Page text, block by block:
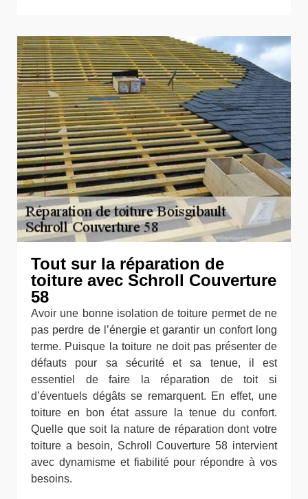
Tout sur la réparation de
toiture avec Schroll Couverture
58
Avoir une bonne isolation de toiture permet de ne
pas perdre de l’énergie et garantir un confort long
terme. Puisque la toiture ne doit pas présenter de
défauts pour sa sécurité et sa tenue, il est
essentiel de faire la réparation de toit si
d’éventuels dégâts se remarquent. En effet, une
toiture en bon état assure la tenue du confort.
Quelle que soit la nature de réparation dont votre
toiture a besoin, Schroll Couverture 58 intervient
avec dynamisme et fiabilité pour répondre à vos
besoins.